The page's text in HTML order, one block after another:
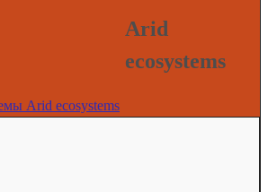
Arid
ecosystems